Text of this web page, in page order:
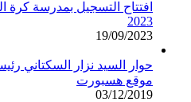
2023
19/09/2023
حوار السيد نزار السكتاني
موقع هسبورت
03/12/2019